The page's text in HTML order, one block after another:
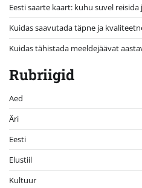
Eesti saarte kaart: kuhu suvel
Kuidas saavutada täpne ja
Kuidas tähistada meeldejäävat
Rubriigid
Aed
Äri
Eesti
Elustiil
Kultuur